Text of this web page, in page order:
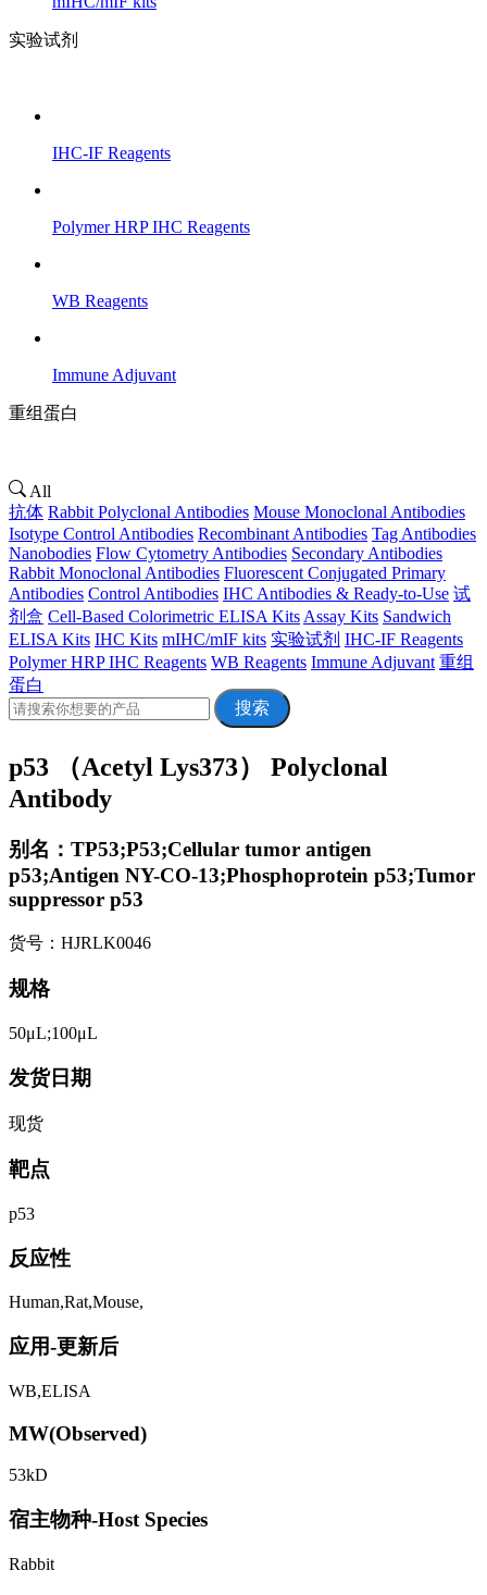
实验试剂
IHC-IF Reagents
Polymer HRP IHC Reagents
WB Reagents
Immune Adjuvant
重组蛋白
All
抗体 Rabbit Polyclonal Antibodies Mouse Monoclonal Antibodies
Isotype Control Antibodies Recombinant Antibodies Tag Antibodies
Nanobodies Flow Cytometry Antibodies Secondary Antibodies
Rabbit Monoclonal Antibodies Fluorescent Conjugated Primary
Antibodies Control Antibodies IHC Antibodies & Ready-to-Use 试
剂盒 Cell-Based Colorimetric ELISA Kits Assay Kits Sandwich
ELISA Kits IHC Kits mIHC/mIF kits 实验试剂 IHC-IF Reagents
Polymer HRP IHC Reagents WB Reagents Immune Adjuvant 重组
蛋白
搜索
p53 （Acetyl Lys373） Polyclonal
Antibody
别名：TP53;P53;Cellular tumor antigen
p53;Antigen NY-CO-13;Phosphoprotein p53;Tumor
suppressor p53
货号：HJRLK0046
规格
50μL;100μL
发货日期
现货
靶点
p53
反应性
Human,Rat,Mouse,
应用-更新后
WB,ELISA
MW(Observed)
53kD
宿主物种-Host Species
Rabbit